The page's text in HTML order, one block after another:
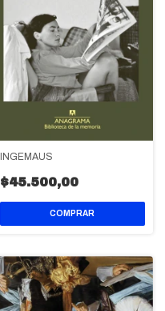
INGEMAUS
$45.500,00